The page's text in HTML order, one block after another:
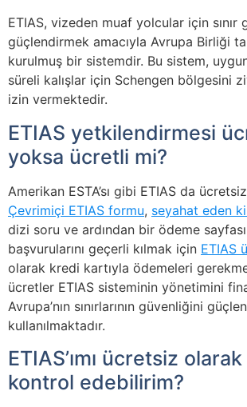
ETIAS, vizeden muaf yolcular için sınır
güçlendirmek amacıyla Avrupa Birliği
kurulmuş bir sistemdir. Bu sistem,
süreli kalışlar için Schengen bölgesini
izin vermektedir.
ETIAS yetkilendirmesi
yoksa ücretli mi?
Amerikan ESTA’sı gibi ETIAS da
Çevrimiçi ETIAS formu, seyahat eden
dizi soru ve ardından bir ödeme
başvurularını geçerli kılmak için ETIAS
olarak kredi kartıyla ödemeleri
ücretler ETIAS sisteminin yönetimini
Avrupa’nın sınırlarının güvenliğini
kullanılmaktadır.
ETIAS’ımı ücretsiz olarak
kontrol edebilirim?